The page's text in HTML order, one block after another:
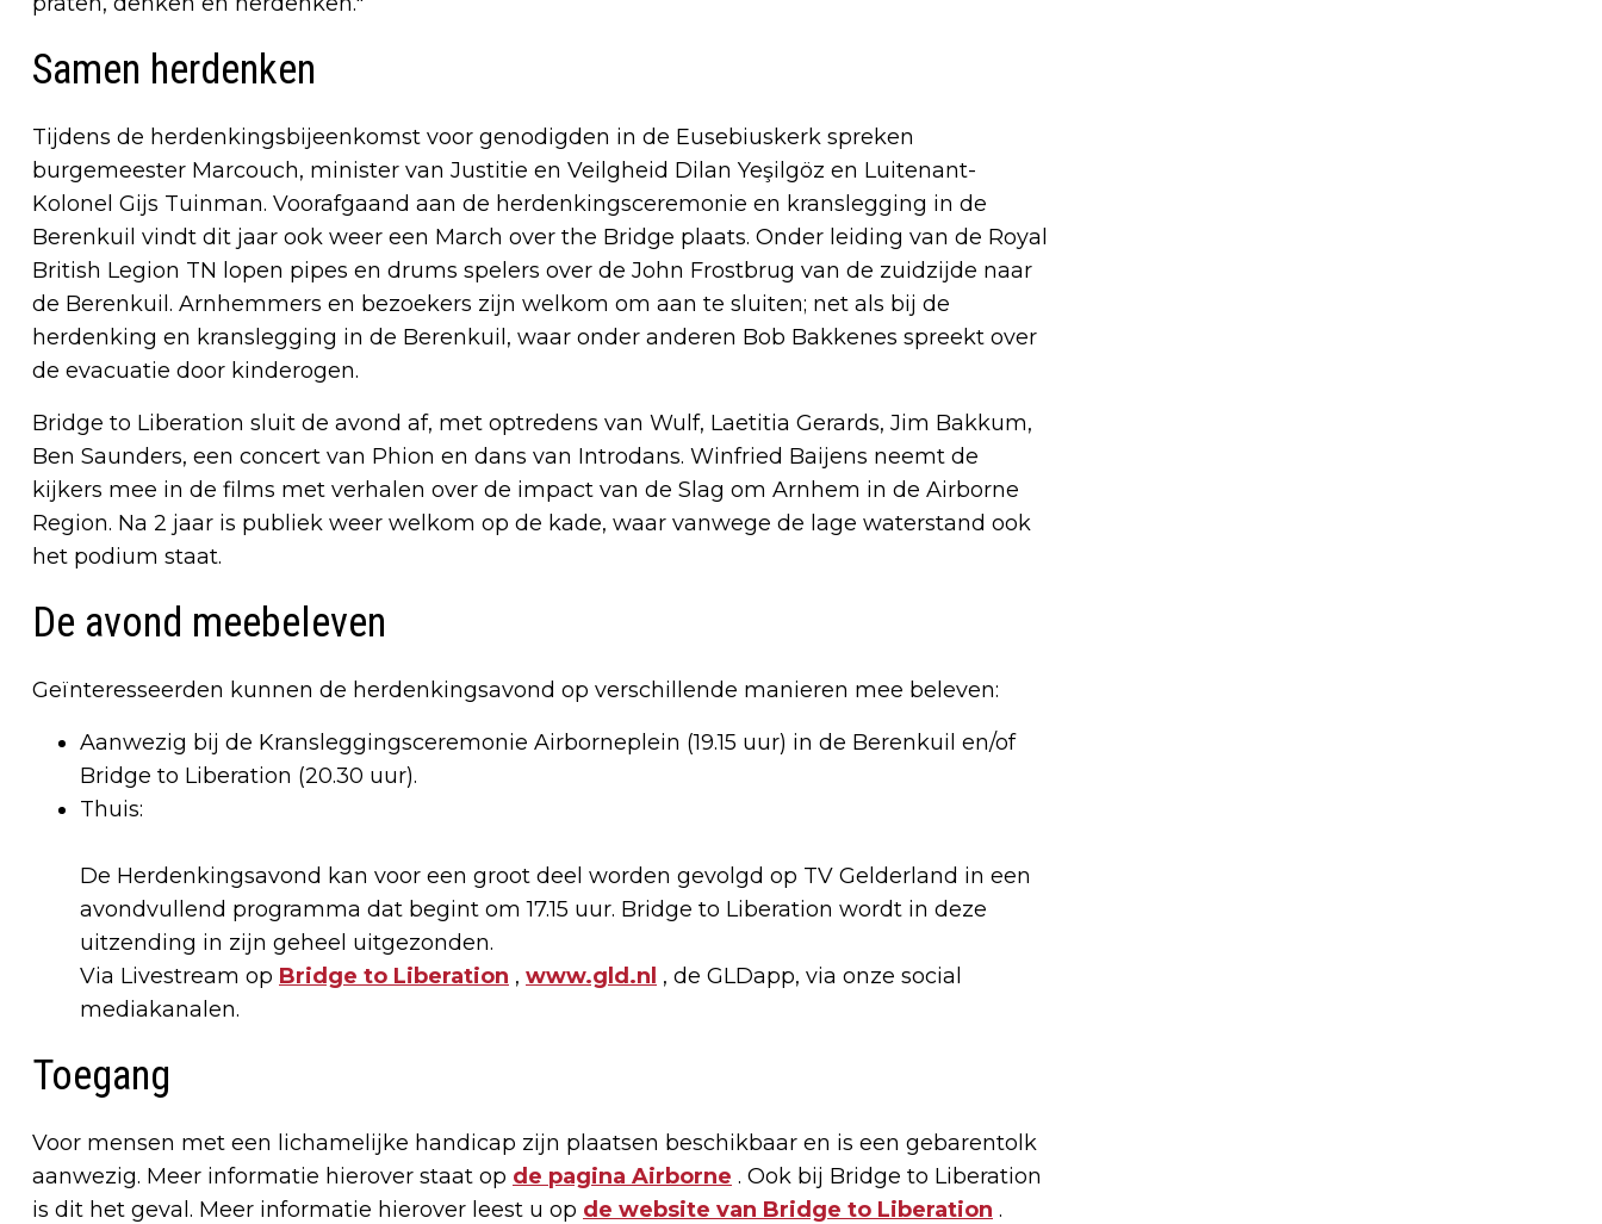
Samen herdenken
Tijdens de herdenkingsbijeenkomst voor genodigden in de Eusebiuskerk spreken
burgemeester Marcouch, minister van Justitie en Veilgheid Dilan Yeşilgöz en Luitenant-
Kolonel Gijs Tuinman. Voorafgaand aan de herdenkingsceremonie en kranslegging in de
Berenkuil vindt dit jaar ook weer een March over the Bridge plaats. Onder leiding van de Royal
British Legion TN lopen pipes en drums spelers over de John Frostbrug van de zuidzijde naar
de Berenkuil. Arnhemmers en bezoekers zijn welkom om aan te sluiten; net als bij de
herdenking en kranslegging in de Berenkuil, waar onder anderen Bob Bakkenes spreekt over
de evacuatie door kinderogen.
Bridge to Liberation sluit de avond af, met optredens van Wulf, Laetitia Gerards, Jim Bakkum,
Ben Saunders, een concert van Phion en dans van Introdans. Winfried Baijens neemt de
kijkers mee in de films met verhalen over de impact van de Slag om Arnhem in de Airborne
Region. Na 2 jaar is publiek weer welkom op de kade, waar vanwege de lage waterstand ook
het podium staat.
De avond meebeleven
Geïnteresseerden kunnen de herdenkingsavond op verschillende manieren mee beleven:
Aanwezig bij de Kransleggingsceremonie Airborneplein (19.15 uur) in de Berenkuil en/of
Bridge to Liberation (20.30 uur).
Thuis:
De Herdenkingsavond kan voor een groot deel worden gevolgd op TV Gelderland in een
avondvullend programma dat begint om 17.15 uur. Bridge to Liberation wordt in deze
uitzending in zijn geheel uitgezonden.
Via Livestream op Bridge to Liberation , www.gld.nl , de GLDapp, via onze social
mediakanalen.
Toegang
Voor mensen met een lichamelijke handicap zijn plaatsen beschikbaar en is een gebarentolk
aanwezig. Meer informatie hierover staat op de pagina Airborne . Ook bij Bridge to Liberation
is dit het geval. Meer informatie hierover leest u op de website van Bridge to Liberation .